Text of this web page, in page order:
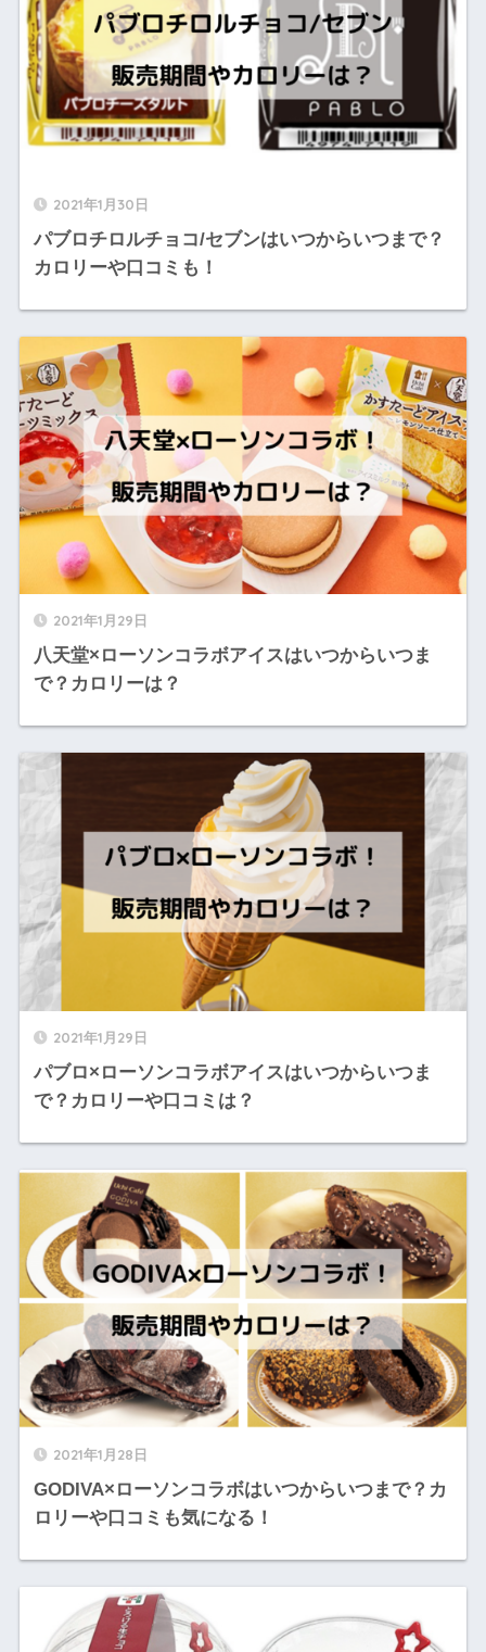
2021年1月30日
パブロチロルチョコ/セブンはいつからいつまで？
カロリーや口コミも！
2021年1月29日
八天堂×ローソンコラボアイスはいつからいつま
で？カロリーは？
2021年1月29日
パブロ×ローソンコラボアイスはいつからいつま
で？カロリーや口コミは？
2021年1月28日
GODIVA×ローソンコラボはいつからいつまで？カ
ロリーや口コミも気になる！